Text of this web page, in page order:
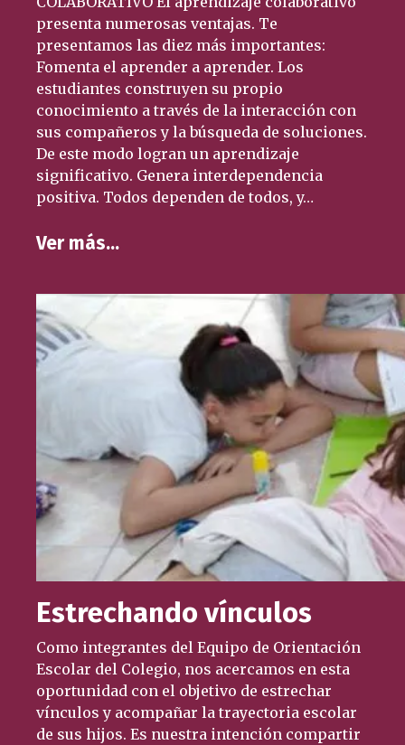
presenta numerosas ventajas. Te
presentamos las diez más importantes:
Fomenta el aprender a aprender. Los
estudiantes construyen su propio
conocimiento a través de la interacción con
sus compañeros y la búsqueda de soluciones.
De este modo logran un aprendizaje
significativo. Genera interdependencia
positiva. Todos dependen de todos, y…
Ver más…
Estrechando vínculos
Como integrantes del Equipo de Orientación
Escolar del Colegio, nos acercamos en esta
oportunidad con el objetivo de estrechar
vínculos y acompañar la trayectoria escolar
de sus hijos. Es nuestra intención compartir